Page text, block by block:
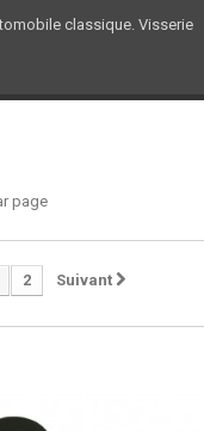
classique. Visserie
page
2 Suivant